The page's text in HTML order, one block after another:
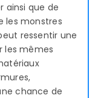
ainsi que de
les monstres
ressentir une
les mêmes
chance de